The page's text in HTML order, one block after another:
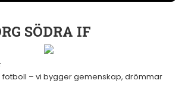
SÖDRA IF
fotboll – vi bygger gemenskap, drömmar